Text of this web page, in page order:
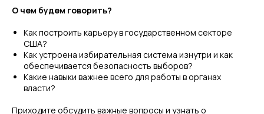
О чем будем говорить?
Как построить карьеру в государственном секторе
США?
Как устроена избирательная система изнутри и как
обеспечивается безопасность выборов?
Какие навыки важнее всего для работы в органах
власти?
Приходите обсудить важные вопросы и узнать о